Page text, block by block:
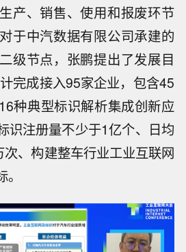
产、销售、使用和报废环节
于中汽数据有限公司承建的
级节点，张鹏提出了发展目
完成接入95家企业，包含45
种典型标识解析集成创新应
识注册量不少于1亿个、日均
、构建整车行业工业互联网